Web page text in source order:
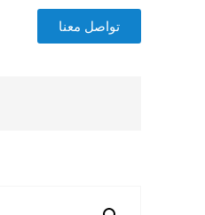
تواصل معنا